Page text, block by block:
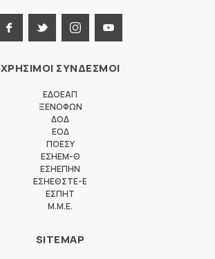
ΧΡΗΣΙΜΟΙ ΣΥΝΔΕΣΜΟΙ
ΕΔΟΕΑΠ
ΞΕΝΟΦΩΝ
ΔΟΔ
ΕΟΔ
ΠΟΕΣΥ
ΕΣΗΕΜ-Θ
ΕΣΗΕΠΗΝ
ΕΣΗΕΘΣΤΕ-Ε
ΕΣΠΗΤ
M.M.E.
SITEMAP